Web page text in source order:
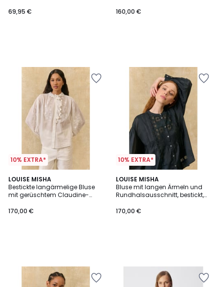
69,95 €
160,00 €
10% EXTRA*
LOUISE MISHA
Bestickte langärmelige Bluse
mit gerüschtem Claudine-
170,00 €
10% EXTRA*
LOUISE MISHA
Bluse mit langen Ärmeln und
Rundhalsausschnitt, bestickt,
170,00 €